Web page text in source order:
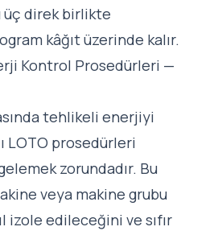
üç direk birlikte
kâğıt üzerinde kalır.
Kontrol Prosedürleri —
tehlikeli enerjiyi
LOTO prosedürleri
zorundadır. Bu
veya makine grubu
izole edileceğini ve sıfır